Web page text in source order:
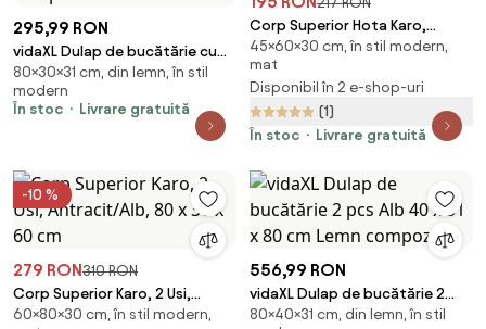
295,99 RON
vidaXL Dulap de bucătărie cu
raft Negru 30 x 31 x 80 cm Lemn
compozit
80×30×31 cm, din lemn, în stil
modern
În stoc
Livrare gratuită
Corp Superior Hota Karo,
Antracit/Alb, 60 x 30 x 45 cm
45×60×30 cm, în stil modern,
mat
Disponibil în 2 e-shop-uri
(1)
În stoc
Livrare gratuită
-10 %
279 RON310 RON
Corp Superior Karo, 2 Usi,
Antracit/Alb, 80 x 30 x 60 cm
60×80×30 cm, în stil modern,
556,99 RON
vidaXL Dulap de bucătărie 2
pcs Alb 40 x 31 x 80 cm Lemn
80×40×31 cm, din lemn, în stil